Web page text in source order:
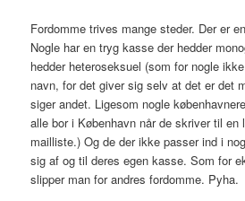
Fordomme trives mange steder. Der er
Nogle har en tryg kasse der hedder
hedder heteroseksuel (som for nogle
navn, for det giver sig selv at det er det
siger andet. Ligesom nogle
alle bor i København når de skriver til
mailliste.) Og de der ikke passer ind i
sig af og til deres egen kasse. Som for
slipper man for andres fordomme. Pyha.